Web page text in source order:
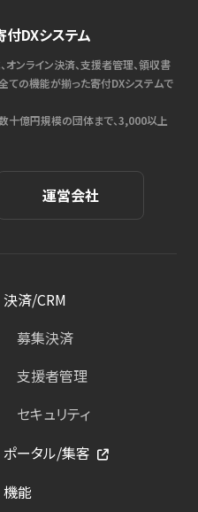
DXシステム
オンライン決済、支援者管理、領収書
ての機能が揃った寄付DXシステムで
十億円規模の団体まで、3,000以上
運営会社
決済/CRM
募集決済
支援者管理
セキュリティ
ポータル/集客
機能